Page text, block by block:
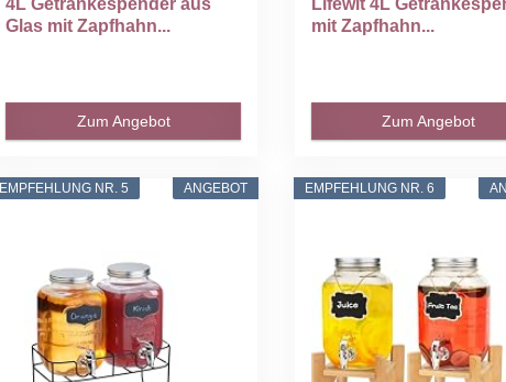
4L Getränkespender aus
Glas mit Zapfhahn...
Zum Angebot
Lifewit 4L
mit Zapfhahn...
Zum Angebot
ANGEBOT
EMPFEHLUNG NR. 5 EMPFEHLUNG NR. 6